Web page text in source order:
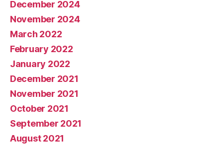
December 2024
November 2024
March 2022
February 2022
January 2022
December 2021
November 2021
October 2021
September 2021
August 2021